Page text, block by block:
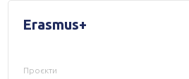
Erasmus+
Проєкти